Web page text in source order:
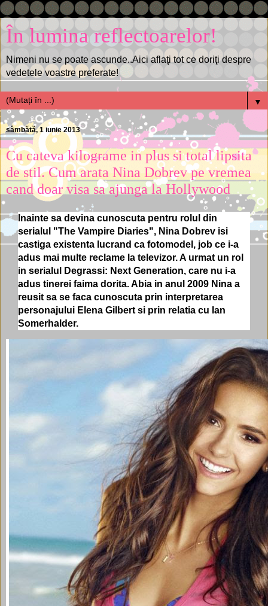
În lumina reflectoarelor!
Nimeni nu se poate ascunde..Aici aflaţi tot ce doriţi despre
vedetele voastre preferate!
▼
sâmbătă, 1 iunie 2013
Cu cateva kilograme in plus si total lipsita
de stil. Cum arata Nina Dobrev pe vremea
cand doar visa sa ajunga la Hollywood
Inainte sa devina cunoscuta pentru rolul din
serialul "The Vampire Diaries", Nina Dobrev isi
castiga existenta lucrand ca fotomodel, job ce i-a
adus mai multe reclame la televizor. A urmat un rol
in serialul Degrassi: Next Generation, care nu i-a
adus tinerei faima dorita. Abia in anul 2009 Nina a
reusit sa se faca cunoscuta prin interpretarea
personajului Elena Gilbert si prin relatia cu Ian
Somerhalder.